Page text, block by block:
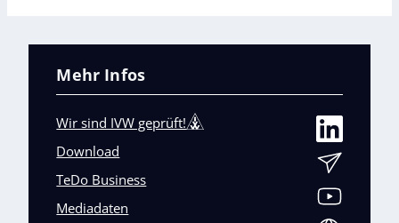
Mehr Infos
Wir sind IVW geprüft!
Download
TeDo Business
Mediadaten